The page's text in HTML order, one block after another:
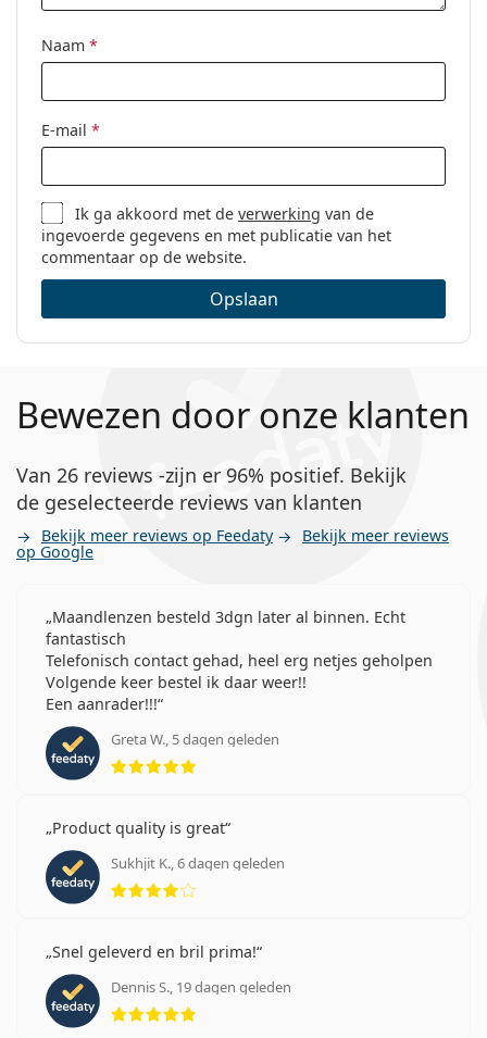
Naam *
E-mail *
Ik ga akkoord met deverwerking van de
ingevoerde gegevens en met publicatie van het
commentaar op de website.
Opslaan
Bewezen door onze klanten
Van 26 reviews -zijn er 96% positief. Bekijk
de geselecteerde reviews van klanten
Bekijk meer reviews op Feedaty Bekijk meer reviews
op Google
Maandlenzen besteld 3dgn later al binnen. Echt
fantastisch
Telefonisch contact gehad, heel erg netjes geholpen
Volgende keer bestel ik daar weer!!
Een aanrader!!!
Greta W., 5 dagen geleden
Beoordeling 5 van 5
Product quality is great
Sukhjit K., 6 dagen geleden
Beoordeling 4 van 5
Snel geleverd en bril prima!
Dennis S., 19 dagen geleden
Beoordeling 5 van 5